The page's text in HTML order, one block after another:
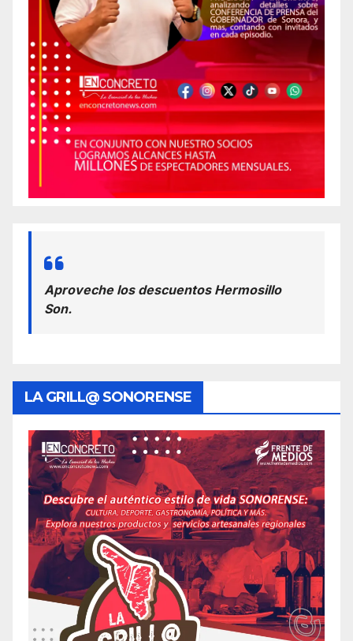
Aproveche los descuentos Hermosillo
Son.
LA GRILL@ SONORENSE